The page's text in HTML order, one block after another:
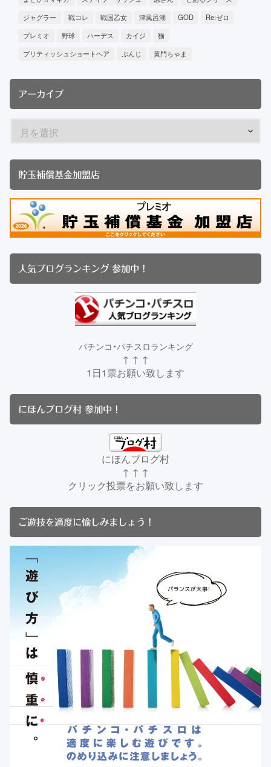
ジャグラー
戦コレ 戦国乙女 津風呂湖 GOD
Re:ゼロ
プレミオ
野球 ハーデス カイジ
猫
ブリティッシュショートヘア
ぶんじ 黄門ちゃま
アーカイブ
貯玉補償基金加盟店
人気ブログランキング 参加中！
パチンコ・パチスロランキング
↑ ↑ ↑
1日1票お願い致します
にほんブログ村 参加中！
にほんブログ村
↑ ↑ ↑
クリック投票をお願い致します
ご遊技を適度に愉しみましょう！